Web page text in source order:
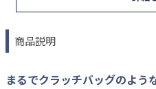
商品説明
まるでクラッチバッグのよう